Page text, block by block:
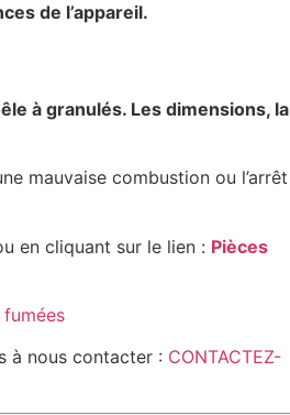
de l’appareil.
à granulés. Les dimensions, la
mauvaise combustion ou l’arrêt
en cliquant sur le lien : Pièces
à nous contacter : CONTACTEZ-